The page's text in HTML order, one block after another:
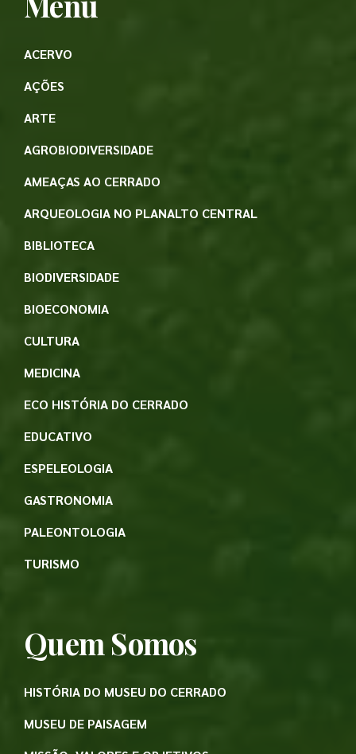
ACERVO
AÇÕES
ARTE
AGROBIODIVERSIDADE
AMEAÇAS AO CERRADO
ARQUEOLOGIA NO PLANALTO CENTRAL
BIBLIOTECA
BIODIVERSIDADE
BIOECONOMIA
CULTURA
MEDICINA
ECO HISTÓRIA DO CERRADO
EDUCATIVO
ESPELEOLOGIA
GASTRONOMIA
PALEONTOLOGIA
TURISMO
Quem Somos
HISTÓRIA DO MUSEU DO CERRADO
MUSEU DE PAISAGEM